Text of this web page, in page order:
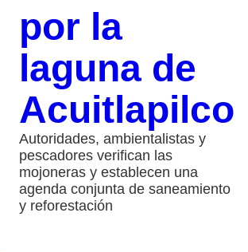
por la
laguna de
Acuitlapilco
Autoridades, ambientalistas y
pescadores verifican las
mojoneras y establecen una
agenda conjunta de saneamiento
y reforestación